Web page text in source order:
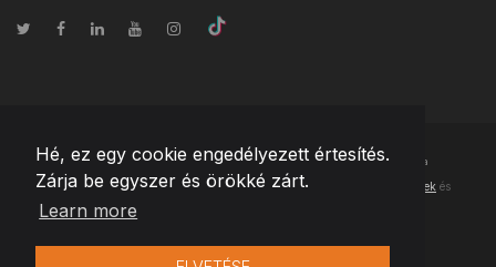
Hé, ez egy cookie engedélyezett értesítés.
Zárja be egyszer és örökké zárt.
Learn more
© Szerzői jog2026 Team Extension Hungary- Minden jog fenntartva
Changelog ● Ezen webhely használatával elfogadja Használati feltételek és